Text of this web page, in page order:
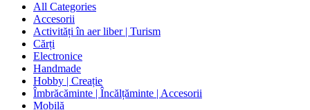
All Categories
Accesorii
Activități în aer liber | Turism
Cărți
Electronice
Handmade
Hobby | Creație
Îmbrăcăminte | Încălțăminte | Accesorii
Mobilă